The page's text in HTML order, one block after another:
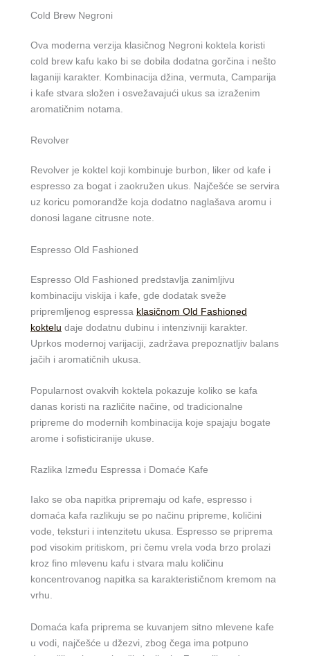
Cold Brew Negroni
Ova moderna verzija klasičnog Negroni koktela koristi
cold brew kafu kako bi se dobila dodatna gorčina i nešto
laganiji karakter. Kombinacija džina, vermuta, Camparija
i kafe stvara složen i osvežavajući ukus sa izraženim
aromatičnim notama.
Revolver
Revolver je koktel koji kombinuje burbon, liker od kafe i
espresso za bogat i zaokružen ukus. Najčešće se servira
uz koricu pomorandže koja dodatno naglašava aromu i
donosi lagane citrusne note.
Espresso Old Fashioned
Espresso Old Fashioned predstavlja zanimljivu
kombinaciju viskija i kafe, gde dodatak sveže
pripremljenog espressa klasičnom Old Fashioned
koktelu daje dodatnu dubinu i intenzivniji karakter.
Uprkos modernoj varijaciji, zadržava prepoznatljiv balans
jačih i aromatičnih ukusa.
Popularnost ovakvih koktela pokazuje koliko se kafa
danas koristi na različite načine, od tradicionalne
pripreme do modernih kombinacija koje spajaju bogate
arome i sofisticiranije ukuse.
Razlika Između Espressa i Domaće Kafe
Iako se oba napitka pripremaju od kafe, espresso i
domaća kafa razlikuju se po načinu pripreme, količini
vode, teksturi i intenzitetu ukusa. Espresso se priprema
pod visokim pritiskom, pri čemu vrela voda brzo prolazi
kroz fino mlevenu kafu i stvara malu količinu
koncentrovanog napitka sa karakterističnom kremom na
vrhu.
Domaća kafa priprema se kuvanjem sitno mlevene kafe
u vodi, najčešće u džezvi, zbog čega ima potpuno